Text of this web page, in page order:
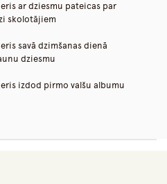
ar dziesmu pateicas par
skolotājiem
savā dzimšanas dienā
dziesmu
izdod pirmo valšu albumu